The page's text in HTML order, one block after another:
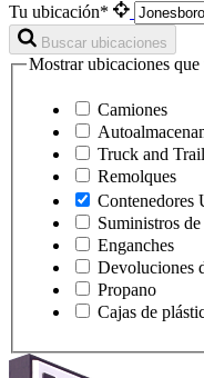
Tu ubicación*
Buscar ubicaciones
Mostrar ubicaciones que
Camiones
Truck and
Remolques
Contenedores
Suministros
Enganches
Devoluciones
Propano
Cajas de